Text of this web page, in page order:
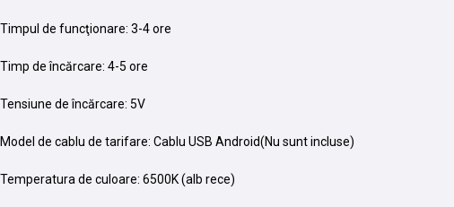
Timpul de funcţionare: 3-4 ore
Timp de încărcare: 4-5 ore
Tensiune de încărcare: 5V
Model de cablu de tarifare: Cablu USB Android(Nu sunt incluse)
Temperatura de culoare: 6500K (alb rece)